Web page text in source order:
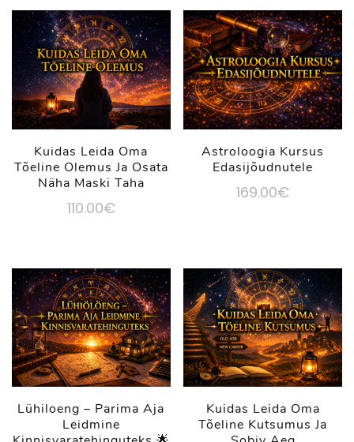
Kuidas Leida Oma
Tõeline Olemus Ja Osata
Näha Maski Taha
110.00€
Astroloogia Kursus
Edasijõudnutele
169.00€
Lühiloeng – Parima Aja
Leidmine
Kuidas Leida Oma
Tõeline Kutsumus Ja